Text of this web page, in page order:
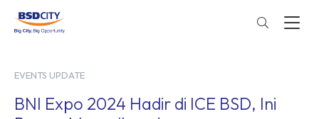
EVENTS UPDATE
BNI Expo 2024 Hadir di ICE BSD, Ini